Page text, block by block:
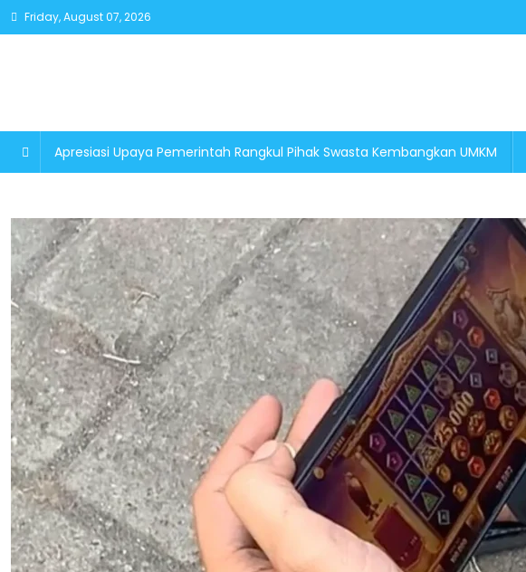
Skip
to
Friday, August 07, 2026
Apresiasi Upaya Pemerintah Rangkul Pihak Swasta Kembangkan UMKM